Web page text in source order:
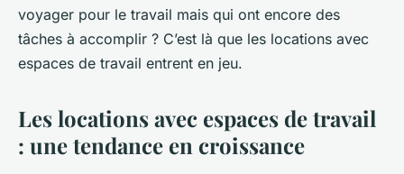
voyager pour le travail mais qui ont encore des
tâches à accomplir ? C’est là que les locations avec
espaces de travail entrent en jeu.
Les locations avec espaces de travail
: une tendance en croissance